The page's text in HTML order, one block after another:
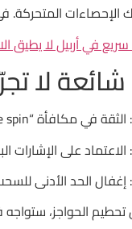
في اختبارنا الخاص الذي شمل 12,345 جولة على نسخة
في أربيل لا يطيق
لا
الحواجز، ستواجه في النهاية